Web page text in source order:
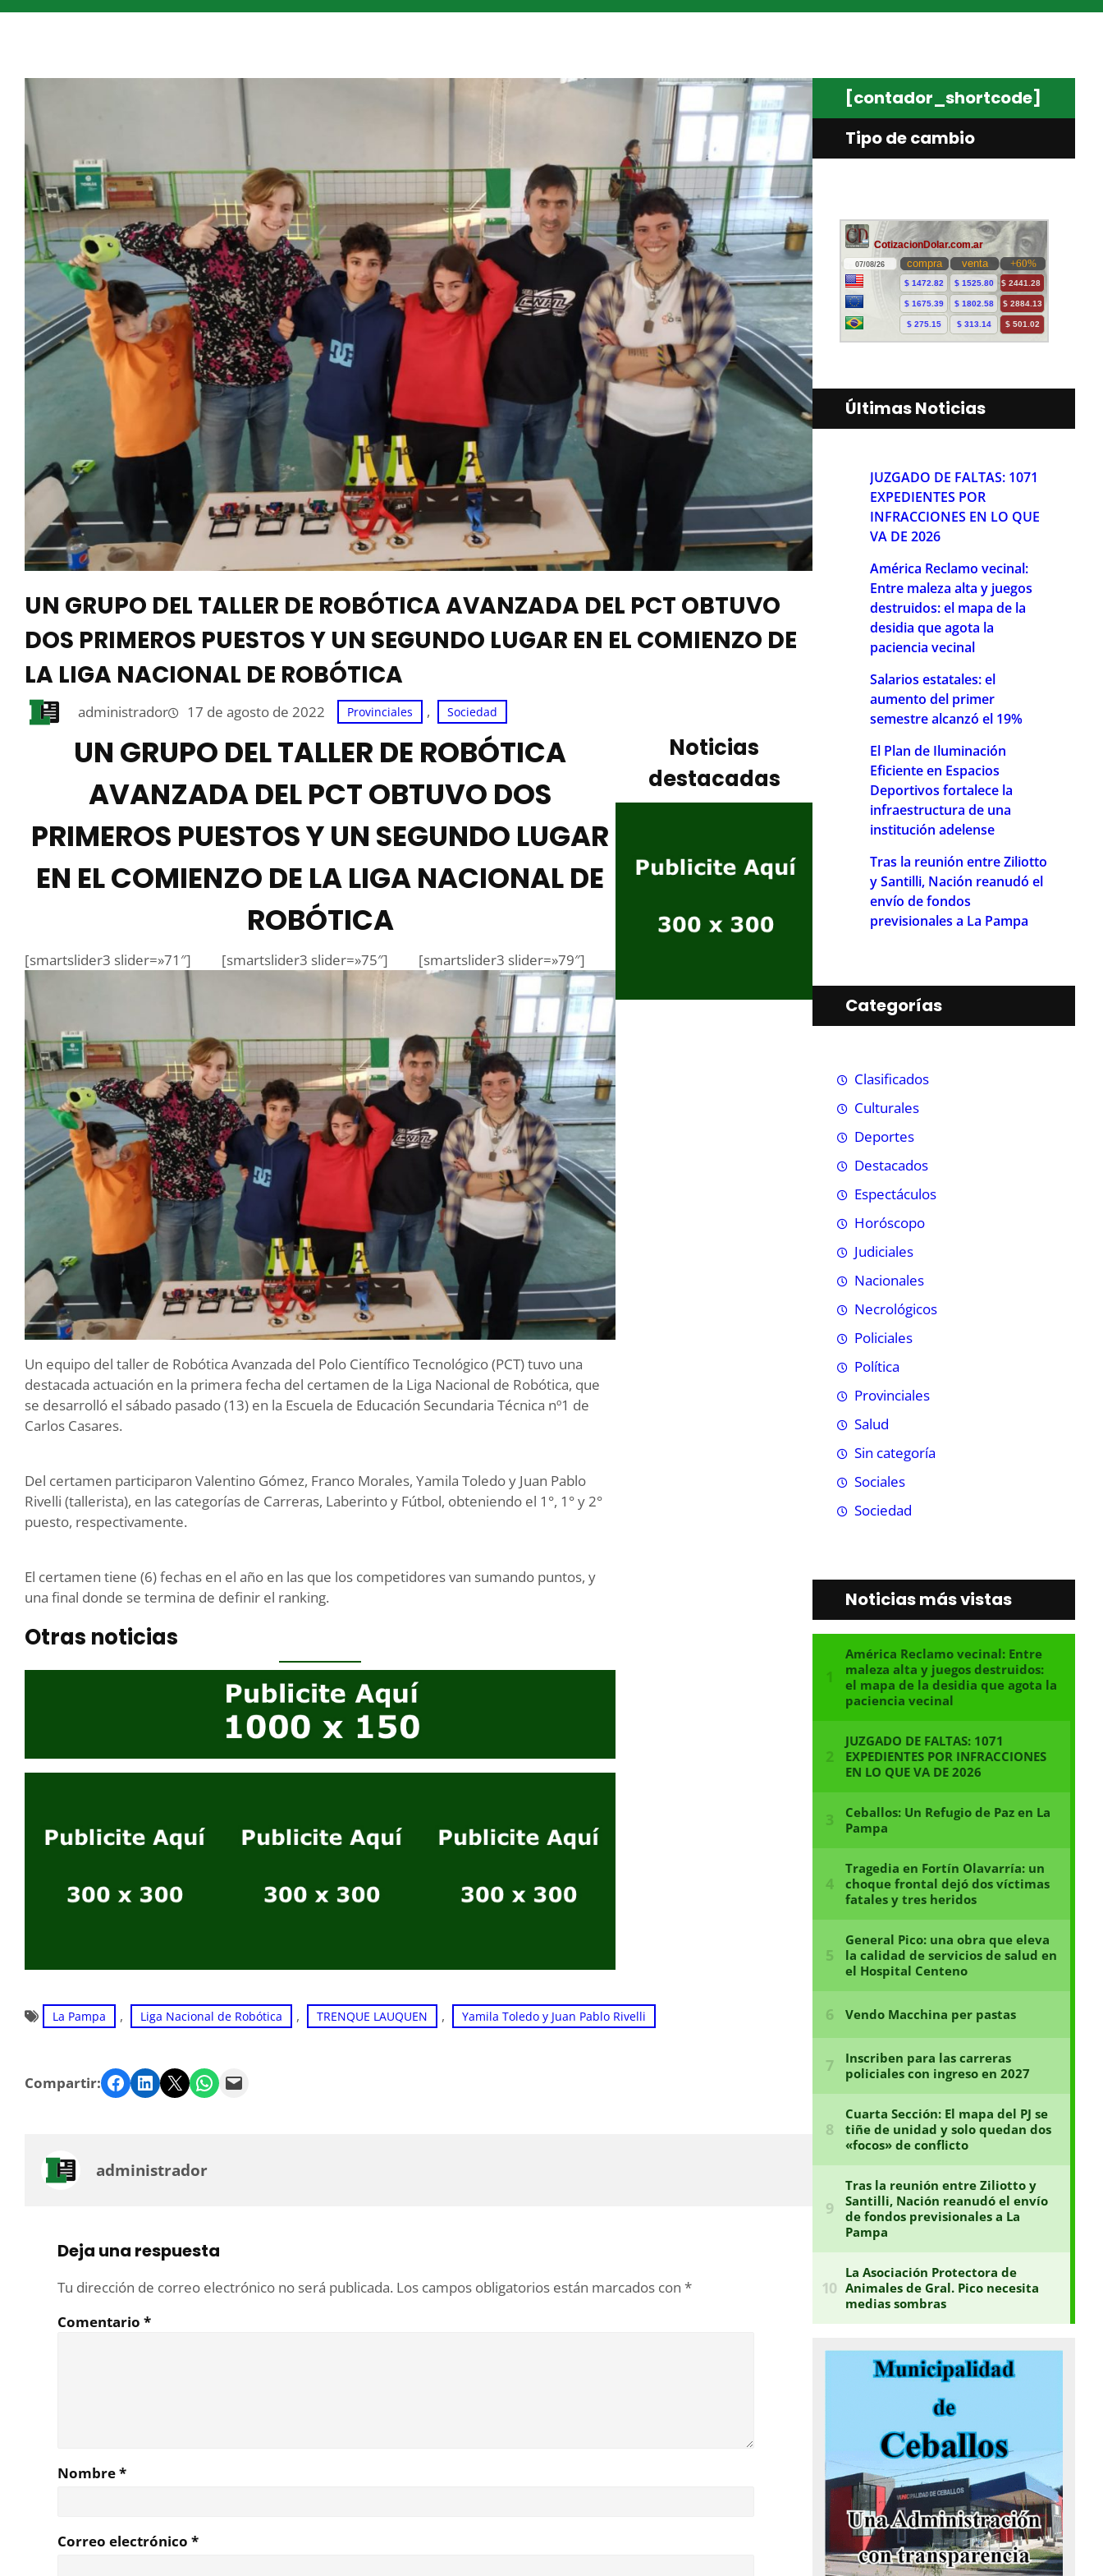
UN GRUPO DEL TALLER DE ROBÓTICA AVANZADA DEL PCT OBTUVO
DOS PRIMEROS PUESTOS Y UN SEGUNDO LUGAR EN EL COMIENZO DE
LA LIGA NACIONAL DE ROBÓTICA
administrador 17 de agosto de 2022 Provinciales , Sociedad
UN GRUPO DEL TALLER DE ROBÓTICA
AVANZADA DEL PCT OBTUVO DOS
PRIMEROS PUESTOS Y UN SEGUNDO LUGAR
EN EL COMIENZO DE LA LIGA NACIONAL DE
ROBÓTICA
[smartslider3 slider=»71″] [smartslider3 slider=»75″] [smartslider3 slider=»79″]
Un equipo del taller de Robótica Avanzada del Polo Científico Tecnológico (PCT) tuvo una
destacada actuación en la primera fecha del certamen de la Liga Nacional de Robótica, que
se desarrolló el sábado pasado (13) en la Escuela de Educación Secundaria Técnica nº1 de
Carlos Casares.
Del certamen participaron Valentino Gómez, Franco Morales, Yamila Toledo y Juan Pablo
Rivelli (tallerista), en las categorías de Carreras, Laberinto y Fútbol, obteniendo el 1°, 1° y 2°
puesto, respectivamente.
El certamen tiene (6) fechas en el año en las que los competidores van sumando puntos, y
una final donde se termina de definir el ranking.
Otras noticias
Noticias
destacadas
La Pampa , Liga Nacional de Robótica , TRENQUE LAUQUEN , Yamila Toledo y Juan Pablo Rivelli
Compartir: Facebook LinkedIn Twitter WhatsApp Email
administrador
Deja una respuesta
Tu dirección de correo electrónico no será publicada. Los campos obligatorios están marcados con *
Comentario *
Nombre*
Correo electrónico *
[contador_shortcode]
Tipo de cambio
Últimas Noticias
JUZGADO DE FALTAS: 1071
EXPEDIENTES POR
INFRACCIONES EN LO QUE
VA DE 2026
América Reclamo vecinal:
Entre maleza alta y juegos
destruidos: el mapa de la
desidia que agota la
paciencia vecinal
Salarios estatales: el
aumento del primer
semestre alcanzó el 19%
El Plan de Iluminación
Eficiente en Espacios
Deportivos fortalece la
infraestructura de una
institución adelense
Tras la reunión entre Ziliotto
y Santilli, Nación reanudó el
envío de fondos
previsionales a La Pampa
Categorías
Clasificados
Culturales
Deportes
Destacados
Espectáculos
Horóscopo
Judiciales
Nacionales
Necrológicos
Policiales
Política
Provinciales
Salud
Sin categoría
Sociales
Sociedad
Noticias más vistas